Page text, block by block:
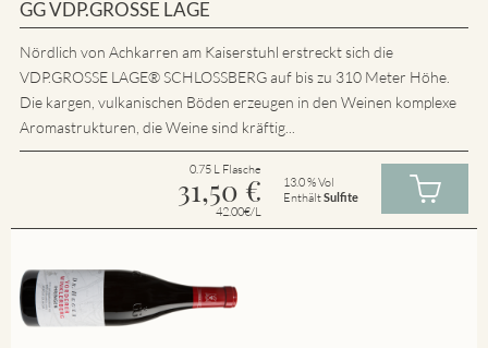
GG VDP.GROSSE LAGE
Nördlich von Achkarren am Kaiserstuhl erstreckt sich die
VDP.GROSSE LAGE® SCHLOSSBERG auf bis zu 310 Meter Höhe.
Die kargen, vulkanischen Böden erzeugen in den Weinen komplexe
Aromastrukturen, die Weine sind kräftig...
0.75 L Flasche
31,50 €
42.00€/L
13.0 % Vol
EnthältSulfite